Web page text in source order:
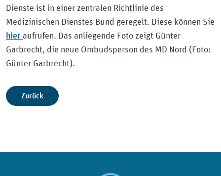
Dienste ist in einer zentralen Richtlinie des
Medizinischen Dienstes Bund geregelt. Diese können Sie
hier aufrufen. Das anliegende Foto zeigt Günter
Garbrecht, die neue Ombudsperson des MD Nord (Foto:
Günter Garbrecht).
Zurück